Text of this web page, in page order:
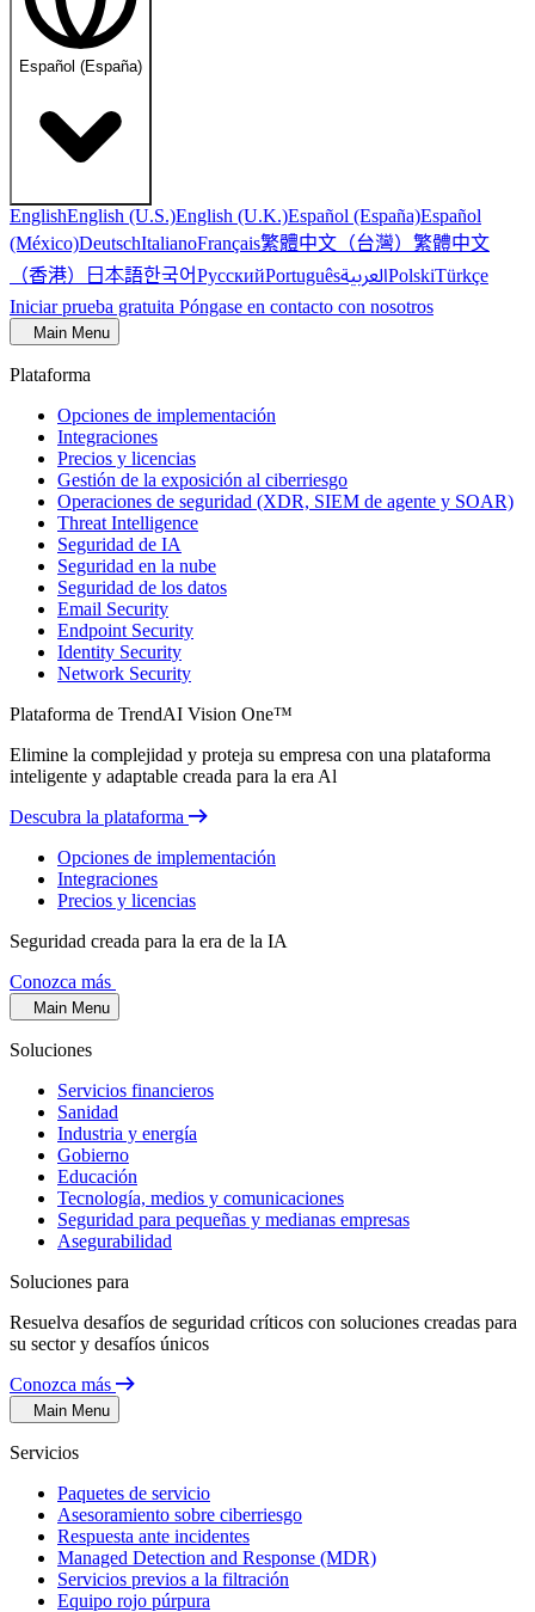
Español (España)
EnglishEnglish (U.S.)English (U.K.)Español (España)Español
(México)DeutschItalianoFrançais繁體中文（台灣） 繁體中文
（香港） 日本語한국어РусскийPortuguêsالعربيةPolskiTürkçe
Iniciar prueba gratuita Póngase en contacto con nosotros
Main Menu
Plataforma
Opciones de implementación
Integraciones
Precios y licencias
Gestión de la exposición al ciberriesgo
Operaciones de seguridad (XDR, SIEM de agente y SOAR)
Threat Intelligence
Seguridad de IA
Seguridad en la nube
Seguridad de los datos
Email Security
Endpoint Security
Identity Security
Network Security
Plataforma de TrendAI Vision One™
Elimine la complejidad y proteja su empresa con una plataforma
inteligente y adaptable creada para la era Al
Descubra la plataforma
Opciones de implementación
Integraciones
Precios y licencias
Seguridad creada para la era de la IA
Conozca más
Main Menu
Soluciones
Servicios financieros
Sanidad
Industria y energía
Gobierno
Educación
Tecnología, medios y comunicaciones
Seguridad para pequeñas y medianas empresas
Asegurabilidad
Soluciones para
Resuelva desafíos de seguridad críticos con soluciones creadas para
su sector y desafíos únicos
Conozca más
Main Menu
Servicios
Paquetes de servicio
Asesoramiento sobre ciberriesgo
Respuesta ante incidentes
Managed Detection and Response (MDR)
Servicios previos a la filtración
Equipo rojo púrpura